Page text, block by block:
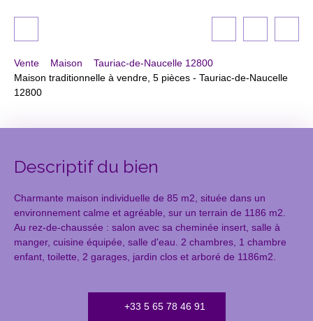
Vente Maison
Tauriac-de-Naucelle 12800
Maison traditionnelle à vendre, 5 pièces - Tauriac-de-Naucelle
12800
Descriptif du bien
Charmante maison individuelle de 85 m2, située dans un
environnement calme et agréable, sur un terrain de 1186 m2.
Au rez-de-chaussée : salon avec sa cheminée insert, salle à
manger, cuisine équipée, salle d'eau. 2 chambres, 1 chambre
enfant, toilette, 2 garages, jardin clos et arboré de 1186m2.
+33 5 65 78 46 91